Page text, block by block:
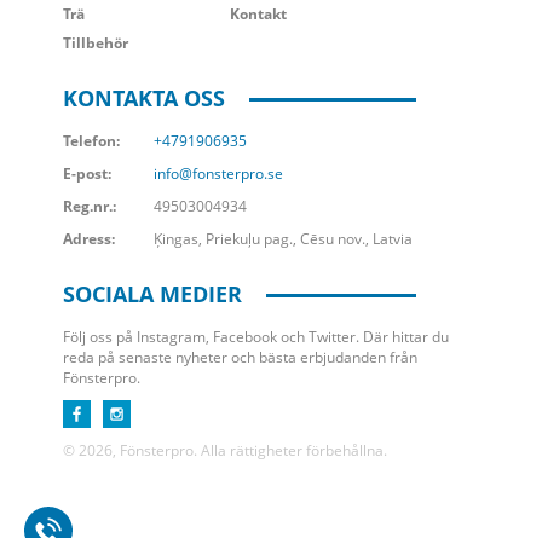
Trä
Tillbehör
Kontakt
KONTAKTA OSS
Telefon:
+4791906935
E-post:
info@fonsterpro.se
Reg.nr.:
49503004934
Adress:
Ķingas, Priekuļu pag., Cēsu nov., Latvia
SOCIALA MEDIER
Följ oss på Instagram, Facebook och Twitter. Där hittar du
reda på senaste nyheter och bästa erbjudanden från
Fönsterpro.
© 2026, Fönsterpro. Alla rättigheter förbehållna.